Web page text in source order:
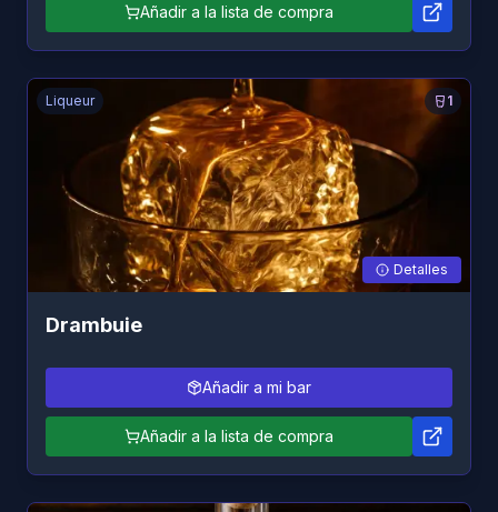
Añadir a la lista de compra
1
Liqueur
Detalles
Drambuie
Añadir a mi bar
Añadir a la lista de compra